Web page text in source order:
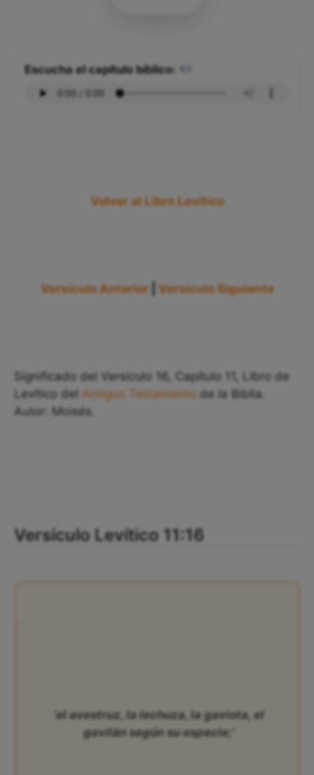
Escucha el capítulo bíblico:
Volver al Libro Levítico
Versículo Anterior Versículo Siguiente
Significado del Versículo 16, Capítulo 11, Libro de
Levítico del Antiguo Testamento de la Biblia.
Autor: Moisés.
Versículo Levítico 11:16
‘el avestruz, la lechuza, la gaviota, el
gavilán según su especie;’